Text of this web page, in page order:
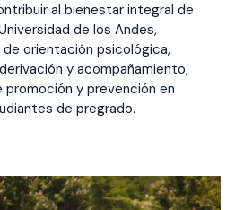
al bienestar integral de
de los Andes,
orientación psicológica,
y acompañamiento,
y prevención en
de pregrado.